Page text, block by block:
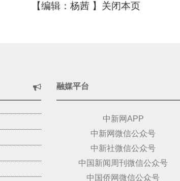
【编辑：杨茜 】 关闭本页
融媒平台
中新网APP
中新网微信公众号
中新社微信公众号
中国新闻周刊微信公众号
中国侨网微信公众号